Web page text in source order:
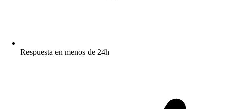
Respuesta en menos de 24h